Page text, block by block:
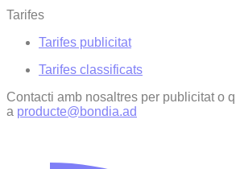
Tarifes
Tarifes publicitat
Tarifes classificats
Contacti amb nosaltres per publicitat o
a producte@bondia.ad